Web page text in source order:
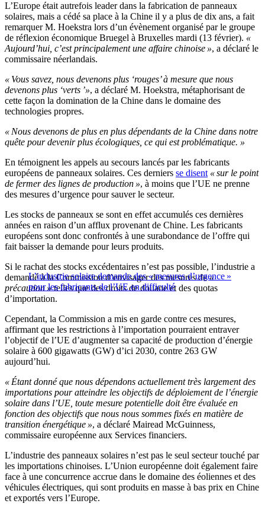
L’Europe était autrefois leader dans la fabrication de panneaux
solaires, mais a cédé sa place à la Chine il y a plus de dix ans, a fait
remarquer M. Hoekstra lors d’un évènement organisé par le groupe
de réflexion économique Bruegel à Bruxelles mardi (13 février). «
Aujourd’hui, c’est principalement une affaire chinoise », a déclaré le
commissaire néerlandais.
« Vous savez, nous devenons plus ‘rouges’ à mesure que nous
devenons plus ‘verts ’», a déclaré M. Hoekstra, métaphorisant de
cette façon la domination de la Chine dans le domaine des
technologies propres.
« Nous devenons de plus en plus dépendants de la Chine dans notre
quête pour devenir plus écologiques, ce qui est problématique. »
En témoignent les appels au secours lancés par les fabricants
européens de panneaux solaires. Ces derniers se disent « sur le point
de fermer des lignes de production », à moins que l’UE ne prenne
des mesures d’urgence pour sauver le secteur.
Les stocks de panneaux se sont en effet accumulés ces dernières
années en raison d’un afflux provenant de Chine. Les fabricants
européens sont donc confrontés à une surabondance de l’offre qui
fait baisser la demande pour leurs produits.
L’industrie solaire demande des « mesures d’urgence »
pour les fabricants de l’UE en difficulté
Si le rachat des stocks excédentaires n’est pas possible, l’industrie a
demandé à la Commission d’envisager des mesures de«
précaution »telles que des droits de douane et des quotas
d’importation.
Cependant, la Commission a mis en garde contre ces mesures,
affirmant que les restrictions à l’importation pourraient entraver
l’objectif de l’UE d’augmenter sa capacité de production d’énergie
solaire à 600 gigawatts (GW) d’ici 2030, contre 263 GW
aujourd’hui.
« Étant donné que nous dépendons actuellement très largement des
importations pour atteindre les objectifs de déploiement de l’énergie
solaire dans l’UE, toute mesure potentielle doit être évaluée en
fonction des objectifs que nous nous sommes fixés en matière de
transition énergétique », a déclaré Mairead McGuinness,
commissaire européenne aux Services financiers.
L’industrie des panneaux solaires n’est pas le seul secteur touché par
les importations chinoises. L’Union européenne doit également faire
face à une concurrence accrue dans le domaine des éoliennes et des
véhicules électriques, qui sont produits en masse à bas prix en Chine
et exportés vers l’Europe.